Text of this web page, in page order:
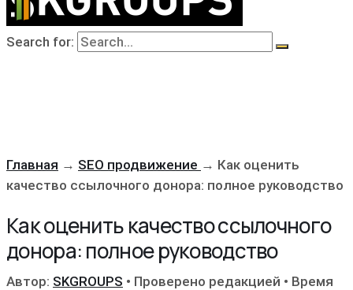
Search for:
Главная → SEO продвижение → Как оценить
качество ссылочного донора: полное руководство
Как оценить качество ссылочного
донора: полное руководство
Автор: SKGROUPS • Проверено редакцией • Время